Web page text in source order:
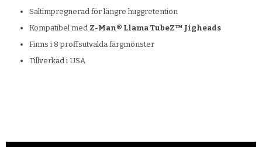
Saltimpregnerad för längre huggretention
Kompatibel med Z-Man® Llama TubeZ™ Jigheads
Finns i 8 proffsutvalda färgmönster
Tillverkad i USA